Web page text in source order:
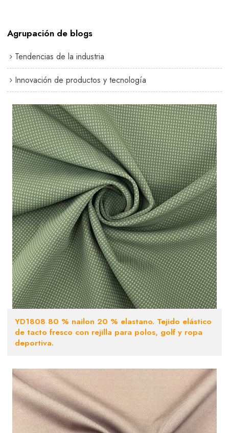
Agrupación de blogs
Tendencias de la industria
Innovación de productos y tecnología
YD1808 80 % nailon 20 % elastano. Tejido elástico
de tacto fresco con rejilla para polos, golf y ropa
deportiva.